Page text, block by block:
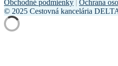
Obchodné podmienky | Ochrana
© 2025 Cestovná kancelária